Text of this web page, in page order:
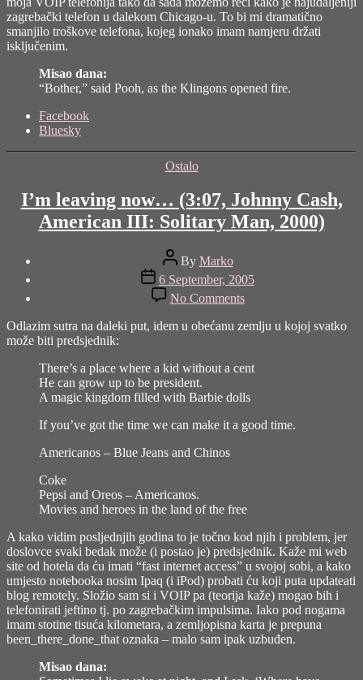
zagrebački telefon u dalekom Chicago-u. To bi mi dramatično
smanjilo troškove telefona, kojeg ionako imam namjeru držati
isključenim.
Misao dana:
“Bother,” said Pooh, as the Klingons opened fire.
Share
(4:53,
Floyd,
Momentary
Lapse
Reason,
1987)"
Facebook
Bluesky
Categories
Ostalo
I’m leaving now… (3:07, Johnny Cash,
American III: Solitary Man, 2000)
Post
author
By Marko
Post
date
6 September, 2005
No Commentson
I’m
leaving
now…
Johnny
American
Solitary
Odlazim sutra na daleki put, idem u obećanu zemlju u kojoj svatko
može biti predsjednik:
There’s a place where a kid without a cent
He can grow up to be president.
A magic kingdom filled with Barbie dolls
If you’ve got the time we can make it a good time.
Americanos – Blue Jeans and Chinos
Coke
Pepsi and Oreos – Americanos.
Movies and heroes in the land of the free
A kako vidim posljednjih godina to je točno kod njih i problem, jer
doslovce svaki bedak može (i postao je) predsjednik. Kaže mi web
site od hotela da ću imati “fast internet access” u svojoj sobi, a kako
umjesto notebooka nosim Ipaq (i iPod) probati ću koji puta updateati
blog remotely. Složio sam si i VOIP pa (teorija kaže) mogao bih i
telefonirati jeftino tj. po zagrebačkim impulsima. Iako pod nogama
imam stotine tisuća kilometara, a zemljopisna karta je prepuna
been_there_done_that oznaka – malo sam ipak uzbuđen.
Misao dana: